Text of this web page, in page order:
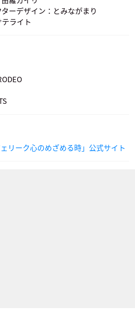
岩田光央
ジュリアス
ーデザイン：とみながまり
ライト
ェリーク心のめざめる時」公式サイト